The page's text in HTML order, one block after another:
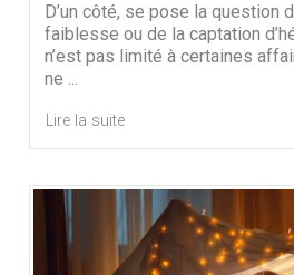
D’un côté, se pose la question
faiblesse ou de la captation
n’est pas limité à certaines
ne ...
Lire la suite